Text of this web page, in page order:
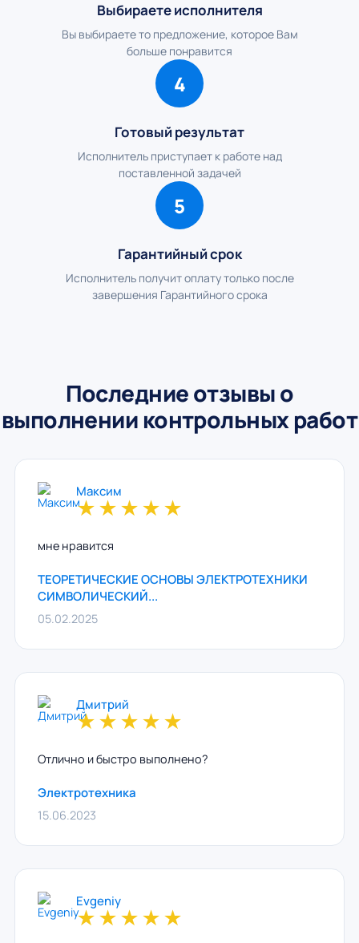
Выбираете исполнителя
Вы выбираете то предложение, которое Вам
больше понравится
4
Готовый результат
Исполнитель приступает к работе над
поставленной задачей
5
Гарантийный срок
Исполнитель получит оплату только после
завершения Гарантийного срока
Последние отзывы о
выполнении контрольных работ
Максим
★★★★★
мне нравится
ТЕОРЕТИЧЕСКИЕ ОСНОВЫ ЭЛЕКТРОТЕХНИКИ
СИМВОЛИЧЕСКИЙ...
05.02.2025
Дмитрий
★★★★★
Отлично и быстро выполнено?
Электротехника
15.06.2023
Evgeniy
★★★★★